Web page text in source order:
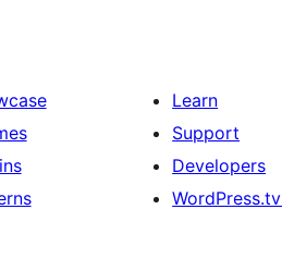
Learn
Support
Developers
WordPress.tv